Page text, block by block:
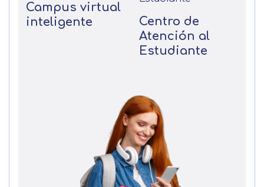
Campus virtual
inteligente
Centro de
Atención al
Estudiante